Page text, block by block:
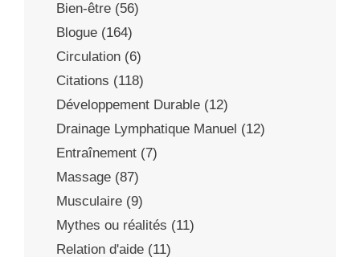
Bien-être (56)
Blogue (164)
Circulation (6)
Citations (118)
Développement Durable (12)
Drainage Lymphatique Manuel (12)
Entraînement (7)
Massage (87)
Musculaire (9)
Mythes ou réalités (11)
Relation d'aide (11)